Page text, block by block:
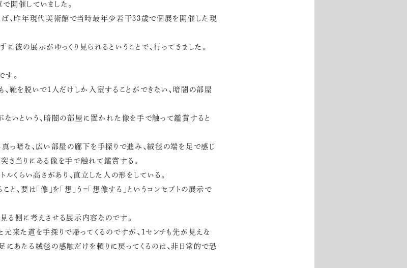
開催していました。
ば、昨年現代美術館で当時最年少若干33歳で個展を開催した現
に彼の展示がゆっくり見られるということで、行ってきました。
す。
、靴を脱いで1人だけしか入室することができない、暗闇の部屋
ないという、暗闇の部屋に置かれた像を手で触って鑑賞すると
真っ暗な、広い部屋の廊下を手探りで進み、絨毯の端を足で感じ
き当りにある像を手で触れて鑑賞する。
ルくらい高さがあり、直立した人の形をしている。
と、要は「像」を「想」う＝「想像する」というコンセプトの展示で
る側に考えさせる展示内容なのです。
元来た道を手探りで帰ってくるのですが、1センチも先が見えな
にあたる絨毯の感触だけを頼りに戻ってくるのは、非日常的で恐